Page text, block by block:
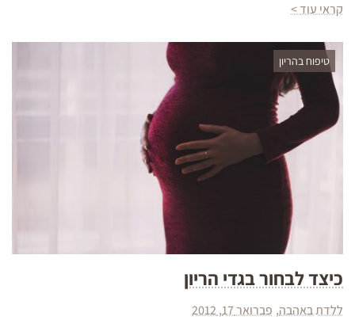
קראי עוד >
טיפוח בהריון
כיצד לבחור בגדי הריון
ללדת באהבה פברואר 17, 2012